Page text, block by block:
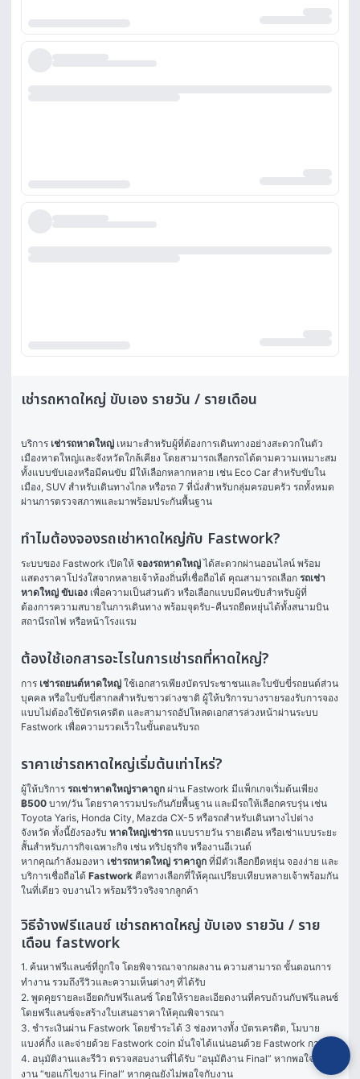
เช่ารถหาดใหญ่ ขับเอง รายวัน / รายเดือน
บริการ เช่ารถหาดใหญ่ เหมาะสำหรับผู้ที่ต้องการเดินทางอย่างสะดวกในตัว
เมืองหาดใหญ่และจังหวัดใกล้เคียง โดยสามารถเลือกรถได้ตามความเหมาะสม
ทั้งแบบขับเองหรือมีคนขับ มีให้เลือกหลากหลาย เช่น Eco Car สำหรับขับใน
เมือง, SUV สำหรับเดินทางไกล หรือรถ 7 ที่นั่งสำหรับกลุ่มครอบครัว รถทั้งหมด
ผ่านการตรวจสภาพและมาพร้อมประกันพื้นฐาน
ทำไมต้องจองรถเช่าหาดใหญ่กับ Fastwork?
ระบบของ Fastwork เปิดให้ จองรถหาดใหญ่ ได้สะดวกผ่านออนไลน์ พร้อม
แสดงราคาโปร่งใสจากหลายเจ้าท้องถิ่นที่เชื่อถือได้ คุณสามารถเลือก รถเช่า
หาดใหญ่ ขับเอง เพื่อความเป็นส่วนตัว หรือเลือกแบบมีคนขับสำหรับผู้ที่
ต้องการความสบายในการเดินทาง พร้อมจุดรับ-คืนรถยืดหยุ่นได้ทั้งสนามบิน
สถานีรถไฟ หรือหน้าโรงแรม
ต้องใช้เอกสารอะไรในการเช่ารถที่หาดใหญ่?
การ เช่ารถยนต์หาดใหญ่ ใช้เอกสารเพียงบัตรประชาชนและใบขับขี่รถยนต์ส่วน
บุคคล หรือใบขับขี่สากลสำหรับชาวต่างชาติ ผู้ให้บริการบางรายรองรับการจอง
แบบไม่ต้องใช้บัตรเครดิต และสามารถอัปโหลดเอกสารล่วงหน้าผ่านระบบ
Fastwork เพื่อความรวดเร็วในขั้นตอนรับรถ
ราคาเช่ารถหาดใหญ่เริ่มต้นเท่าไหร่?
ผู้ให้บริการ รถเช่าหาดใหญ่ราคาถูก
฿500 บาท/วัน โดยราคารวมประกันภัยพื้นฐาน และมีรถให้เลือกครบรุ่น เช่น
Toyota Yaris, Honda City, Mazda CX-5 หรือรถสำหรับเดินทางไปต่าง
จังหวัด ทั้งนี้ยังรองรับ หาดใหญ่เช่ารถ แบบรายวัน รายเดือน หรือเช่าแบบระยะ
สั้นสำหรับภารกิจเฉพาะกิจ เช่น ทริปธุรกิจ หรืองานอีเวนต์
หากคุณกำลังมองหา เช่ารถหาดใหญ่ ราคาถูก ที่มีตัวเลือกยืดหยุ่น จองง่าย และ
บริการเชื่อถือได้ Fastwork คือทางเลือกที่ให้คุณเปรียบเทียบหลายเจ้าพร้อมกัน
ในที่เดียว จบงานไว พร้อมรีวิวจริงจากลูกค้า
วิธีจ้างฟรีแลนซ์ เช่ารถหาดใหญ่ ขับเอง รายวัน / ราย
เดือน fastwork
1. ค้นหาฟรีแลนซ์ที่ถูกใจ โดยพิจารณาจากผลงาน ความสามารถ ขั้นตอนการ
ทำงาน รวมถึงรีวิวและความเห็นต่างๆ ที่ได้รับ
2. พูดคุยรายละเอียดกับฟรีแลนซ์ โดยให้รายละเอียดงานที่ครบถ้วนกับฟรีแลนซ์
โดยฟรีแลนซ์จะสร้างใบเสนอราคาให้คุณพิจารณา
3. ชำระเงินผ่าน Fastwork โดยชำระได้ 3 ช่องทางทั้ง บัตรเครดิต, โมบาย
แบงค์กิ้ง และจ่ายด้วย Fastwork coin มั่นใจได้แน่นอนด้วย Fastwork การันตี
4. อนุมัติงานและรีวิว ตรวจสอบงานที่ได้รับ “อนุมัติงาน Final” หากพอใจในผล
งาน “ขอแก้ไขงาน Final” หากคุณยังไม่พอใจกับงาน